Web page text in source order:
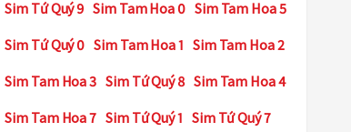
Sim Tứ Quý 9 Sim Tam Hoa 0 Sim Tam Hoa 5
Sim Tứ Quý 0 Sim Tam Hoa 1 Sim Tam Hoa 2
Sim Tam Hoa 3 Sim Tứ Quý 8 Sim Tam Hoa 4
Sim Tam Hoa 7 Sim Tứ Quý 1 Sim Tứ Quý 7